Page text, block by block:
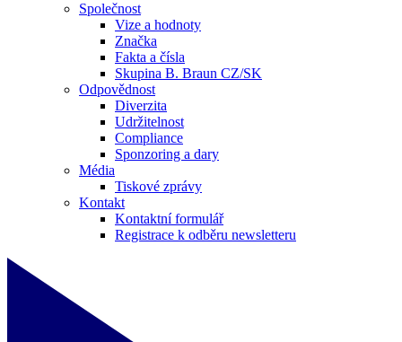
Společnost
Vize a hodnoty
Značka
Fakta a čísla
Skupina B. Braun CZ/SK
Odpovědnost
Diverzita
Udržitelnost
Compliance
Sponzoring a dary
Média
Tiskové zprávy
Kontakt
Kontaktní formulář
Registrace k odběru newsletteru